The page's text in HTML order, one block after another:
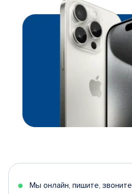
Мы онлайн, пишите, звоните